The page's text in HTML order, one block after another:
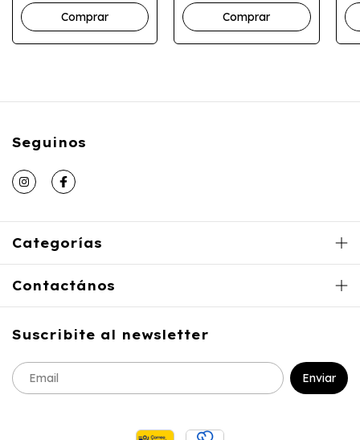
Comprar
Seguinos
Categorías
Contactános
Suscribite al newsletter